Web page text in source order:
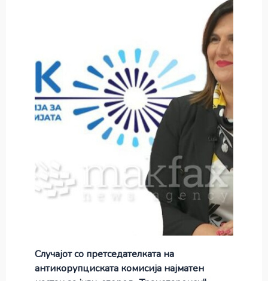
Случајот со претседателката на
антикорупциската комисија најматен